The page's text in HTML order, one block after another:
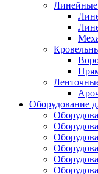
Оборудование